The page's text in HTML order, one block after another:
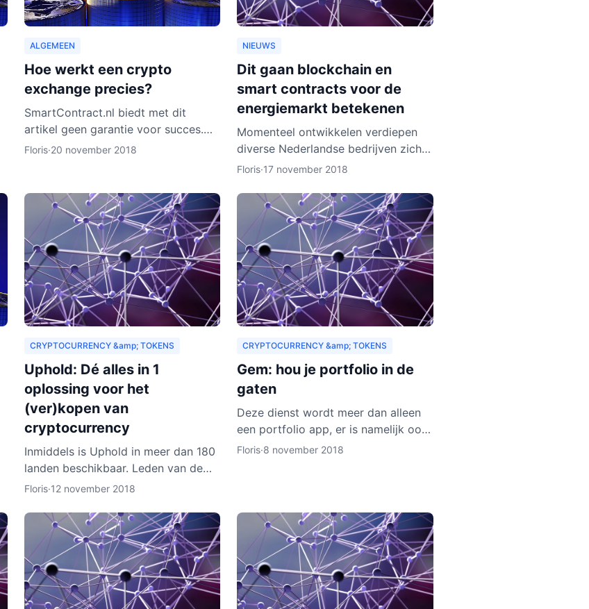
ALGEMEEN
Hoe werkt een crypto
exchange precies?
SmartContract.nl biedt met dit
artikel geen garantie voor succes.
De handelaar is altijd zelf
Floris·20 november 2018
NIEUWS
Dit gaan blockchain en
smart contracts voor de
energiemarkt betekenen
Momenteel ontwikkelen verdiepen
diverse Nederlandse bedrijven zich
in de blockchain technologie. Enkele
Rotterdam, testen de toepass
Floris·17 november 2018
CRYPTOCURRENCY &amp; TOKENS
Uphold: Dé alles in 1
oplossing voor het
(ver)kopen van
cryptocurrency
Inmiddels is Uphold in meer dan 180
landen beschikbaar. Leden van de
dienst zijn onder meer bedrijven,
non-profitorganisa
Floris·12 november 2018
CRYPTOCURRENCY &amp; TOKENS
Gem: hou je portfolio in de
gaten
Deze dienst wordt meer dan alleen
een portfolio app, er is namelijk ook
een wallet in ontwikkeling. Deze
Floris·8 november 2018